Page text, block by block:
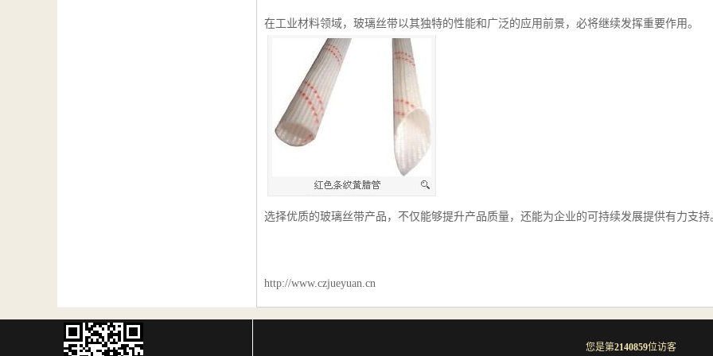
在工业材料领域，玻璃丝带以其独特的性能和广泛的应用前景，必将继续发挥重要作用。
选择优质的玻璃丝带产品，不仅能够提升产品质量，还能为企业的可持续发展提供有力支持
http://www.czjueyuan.cn
您是第2140859位访客